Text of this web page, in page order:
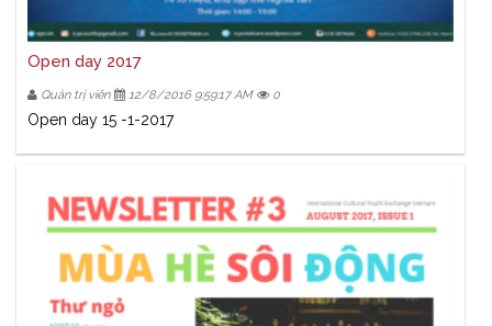
Open day 2017
Quản trị viên 12/8/2016 9:59:17 AM 0
Open day 15 -1-2017